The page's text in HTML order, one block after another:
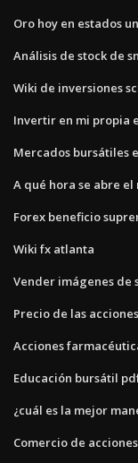
Oro hoy en estados
Análisis de stock de
Wiki de inversiones
Invertir en mi propia
Mercados bursátiles
A qué hora se abre
Forex beneficio
Wiki fx atlanta
Vender imágenes de
Precio de las
Acciones
Educación bursátil
¿cuál es la mejor
Comercio de